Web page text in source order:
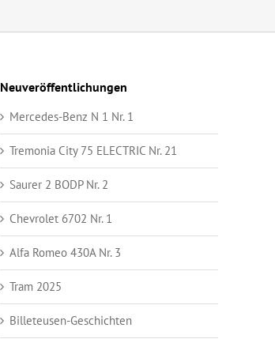
Neuveröffentlichungen
Mercedes-Benz N 1 Nr. 1
Tremonia City 75 ELECTRIC Nr. 21
Saurer 2 BODP Nr. 2
Chevrolet 6702 Nr. 1
Alfa Romeo 430A Nr. 3
Tram 2025
Billeteusen-Geschichten